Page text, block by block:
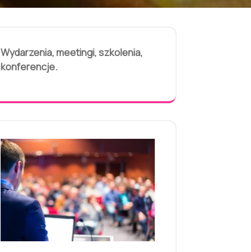
Wydarzenia, meetingi, szkolenia,
konferencje.